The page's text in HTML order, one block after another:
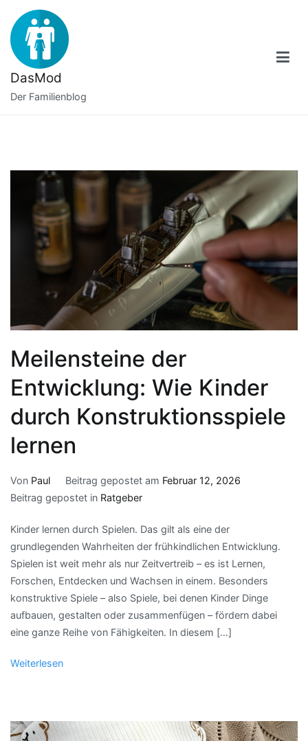
Inhalt
springen
DasMod
Der Familienblog
Meilensteine der
Entwicklung: Wie Kinder
durch Konstruktionsspiele
lernen
Von Paul Beitrag gepostet am Februar 12, 2026
Beitrag gepostet in Ratgeber
Kinder lernen durch Spielen. Das gilt als eine der
grundlegenden Wahrheiten der frühkindlichen Entwicklung.
Spielen ist weit mehr als nur Zeitvertreib – es ist Lernen,
Forschen, Entdecken und Wachsen in einem. Besonders
konstruktive Spiele – also Spiele, bei denen Kinder Dinge
aufbauen, gestalten oder zusammenfügen – fördern dabei
eine ganze Reihe von Fähigkeiten. In diesem […]
Weiterlesen